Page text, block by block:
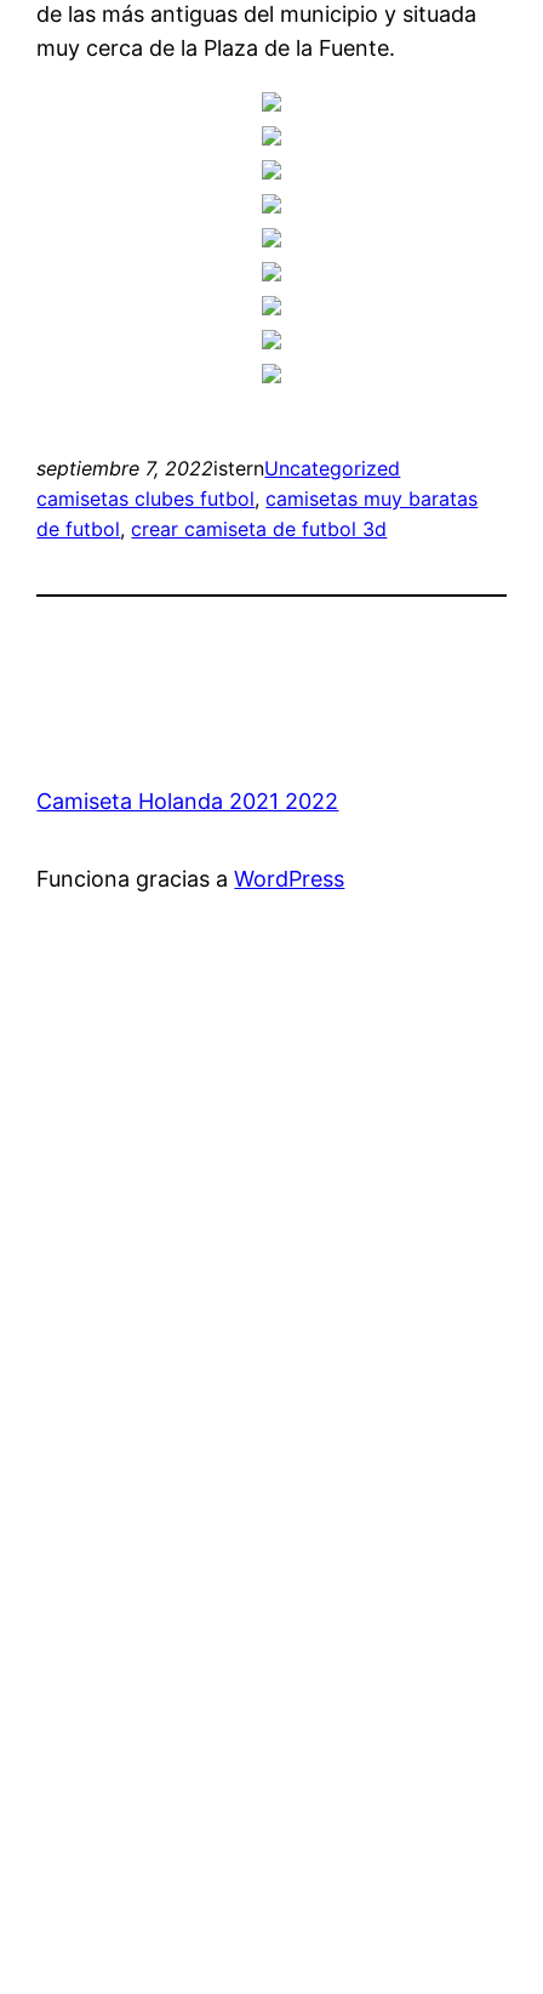
de las más antiguas del municipio y situada
muy cerca de la Plaza de la Fuente.
septiembre 7, 2022isternUncategorized
camisetas clubes futbol, camisetas muy baratas
de futbol, crear camiseta de futbol 3d
Camiseta Holanda 2021 2022
Funciona gracias aWordPress